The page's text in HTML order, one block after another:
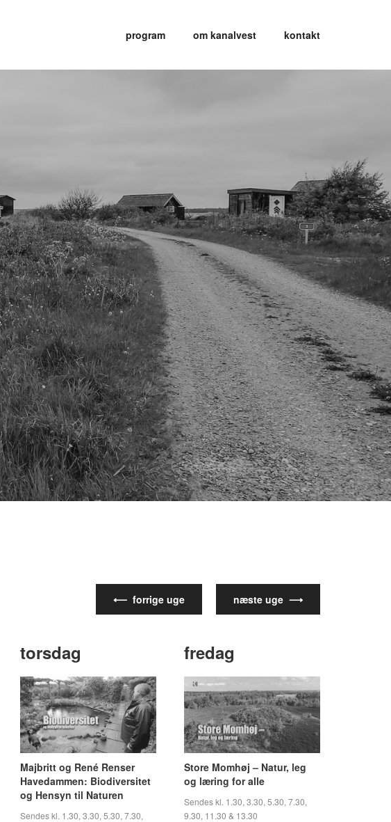
program om kanalvest kontakt
⟵ forrige uge næste uge ⟶
torsdag
Majbritt og René Renser
Havedammen: Biodiversitet
og Hensyn til Naturen
Sendes kl. 1.30, 3.30, 5.30, 7.30,
fredag
Store Momhøj – Natur, leg
og læring for alle
Sendes kl. 1.30, 3.30, 5.30, 7.30,
9.30, 11.30 & 13.30